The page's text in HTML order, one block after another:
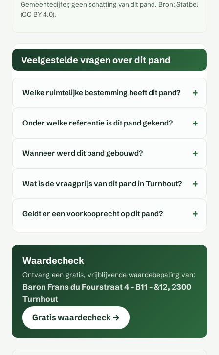
Gemeentecijfer, geen schatting van dit pand. Bron: Statbel
(CC BY 4.0).
Veelgestelde vragen over dit pand
Welke ruimtelijke bestemming heeft dit pand?
Onder welke referentie is dit pand gekend?
Wanneer werd dit pand gebouwd?
Wat is de vraagprijs van dit pand in Turnhout?
Geldt er een voorkooprecht op dit pand?
Waardecheck
Ontvang een gratis, vrijblijvende waardebepaling van:
Baron Frans du Fourstraat 4 - B11 - &12, 2300
Turnhout
Gratis waardecheck →